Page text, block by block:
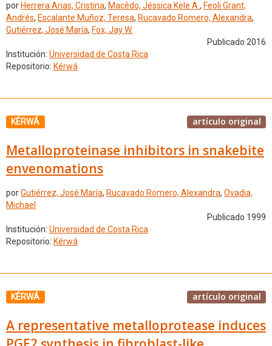
por Herrera Arias, Cristina, Macêdo, Jéssica Kele A., Feoli Grant,
Andrés, Escalante Muñoz, Teresa, Rucavado Romero, Alexandra,
Gutiérrez, José María, Fox, Jay W.
Publicado 2016
Institución: Universidad de Costa Rica
Repositorio: Kérwá
KÉRWÁ artículo original
Metalloproteinase inhibitors in snakebite
envenomations
porGutiérrez, José María, Rucavado Romero, Alexandra, Ovadia,
Michael
Publicado 1999
Institución: Universidad de Costa Rica
Repositorio: Kérwá
KÉRWÁ artículo original
A representative metalloprotease induces